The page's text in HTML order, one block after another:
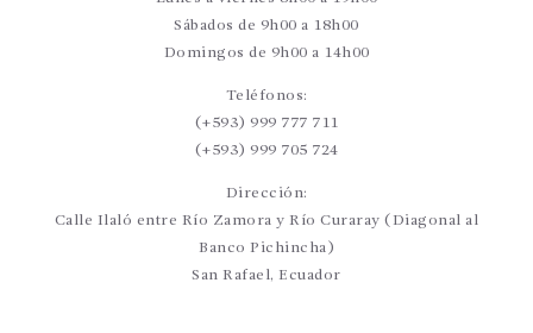
Sábados de 9h00 a 18h00
Domingos de 9h00 a 14h00
Teléfonos:
(+593) 999 777 711
(+593) 999 705 724
Dirección:
Calle Ilaló entre Río Zamora y Río Curaray (Diagonal al
Banco Pichincha)
San Rafael, Ecuador